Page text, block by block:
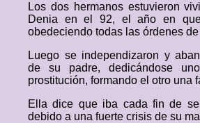
Los dos hermanos estuvieron
Denia en el 92, el año en
obedeciendo todas las órdenes
Luego se independizaron y
de su padre, dedicándose
prostitución, formando el otro una
Ella dice que iba cada fin de
debido a una fuerte crisis de su